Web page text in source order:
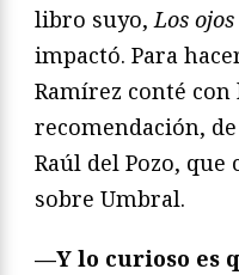
libro suyo,Los
impactó. Para
Ramírez conté con
recomendación,
Raúl del Pozo,
sobre Umbral.
—Y lo curioso es